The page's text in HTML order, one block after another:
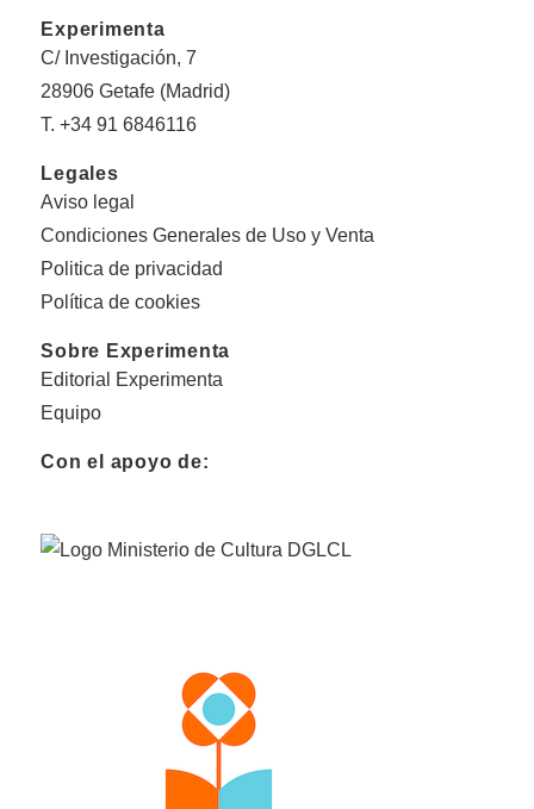
Experimenta
C/ Investigación, 7
28906 Getafe (Madrid)
T. +34 91 6846116
Legales
Aviso legal
Condiciones Generales de Uso y Venta
Politica de privacidad
Política de cookies
Sobre Experimenta
Editorial Experimenta
Equipo
Con el apoyo de: